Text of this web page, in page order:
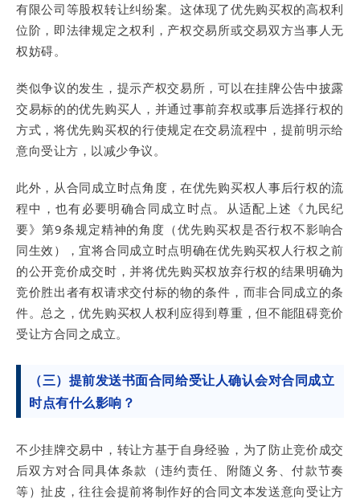
有限公司等股权转让纠纷案。这体现了优先购买权的高权利
位阶，即法律规定之权利，产权交易所或交易双方当事人无
权妨碍。
类似争议的发生，提示产权交易所，可以在挂牌公告中披露
交易标的的优先购买人，并通过事前弃权或事后选择行权的
方式，将优先购买权的行使规定在交易流程中，提前明示给
意向受让方，以减少争议。
此外，从合同成立时点角度，在优先购买权人事后行权的流
程中，也有必要明确合同成立时点。从适配上述《九民纪
要》第9条规定精神的角度（优先购买权是否行权不影响合
同生效），宜将合同成立时点明确在优先购买权人行权之前
的公开竞价成交时，并将优先购买权放弃行权的结果明确为
竞价胜出者有权请求交付标的物的条件，而非合同成立的条
件。总之，优先购买权人权利应得到尊重，但不能阻碍竞价
受让方合同之成立。
（三）提前发送书面合同给受让人确认会对合同成立
时点有什么影响？
不少挂牌交易中，转让方基于自身经验，为了防止竞价成交
后双方对合同具体条款（违约责任、附随义务、付款节奏
等）扯皮，往往会提前将制作好的合同文本发送意向受让方